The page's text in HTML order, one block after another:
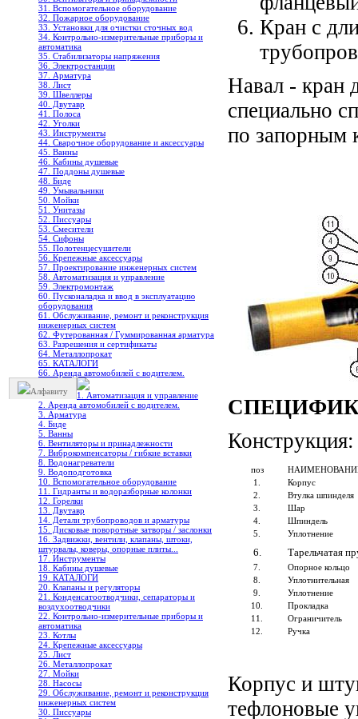
31. Вспомогательное оборудование
32. Пожарное оборудование
33. Установки для очистки сточных вод
34. Контрольно-измерительные приборы и
автоматика
35. Стабилизаторы напряжения
36. Электростанции
37. Арматура
38. Лист
39. Швеллеры
40. Двутавр
41. Полоса
42. Уголки
43. Инструменты
44. Сварочное оборудование и аксессуары
45. Ванны
46. Кабины душевые
47. Поддоны душевые
48. Биде
49. Умывальники
50. Мойки
51. Унитазы
52. Писсуары
53. Смесители
54. Сифоны
55. Полотенцесушители
56. Крепежные аксессуары
57. Проектирование инженерных систем
58. Автоматизация и управление
59. Электромонтаж
60. Пусконаладка и ввод в эксплуатацию
оборудования
61. Обслуживание, ремонт и реконструкция
инженерных систем
62. Футерованная / Гуммированная арматура
63. Разрешения и сертификаты
64. Металлопрокат
65. КАТАЛОГИ
66. Аренда автомобилей с водителем.
Алфавиту
1. Автоматизация и управление
2. Аренда автомобилей с водителем.
3. Арматура
4. Биде
5. Ванны
6. Вентиляторы и принадлежности
7. Виброкомпенсаторы / гибкие вставки
8. Водонагреватели
9. Водоподготовка
10. Вспомогательное оборудование
11. Гидранты и водоразборные колонки
12. Горелки
13. Двутавр
14. Детали трубопроводов и арматуры
15. Дисковые поворотные затворы / заслонки
16. Задвижки, вентили, клапаны, штоки,
штурвалы, коверы, опорные плиты...
17. Инструменты
18. Кабины душевые
19. КАТАЛОГИ
20. Клапаны и регуляторы
21. Конденсатоотводчики, сепараторы и
воздухоотводчики
22. Контрольно-измерительные приборы и
автоматика
23. Котлы
24. Крепежные аксессуары
25. Лист
26. Металлопрокат
27. Мойки
28. Насосы
29. Обслуживание, ремонт и реконструкция
инженерных систем
30. Писсуары
Кран с
Навал - кран
специально
по запорным
Конструкция:
поз
1.
Корпус
2.
Втулка шпинделя
3.
Шар
4.
Шпиндель
5.
Уплотнение
6. Тарельчатая
7.
Опорное кольцо
8.
Уплотнительная
9.
Уплотнение
10.
Прокладка
11.
Ограничитель
12.
Ручка
Корпус и
тефлоновые